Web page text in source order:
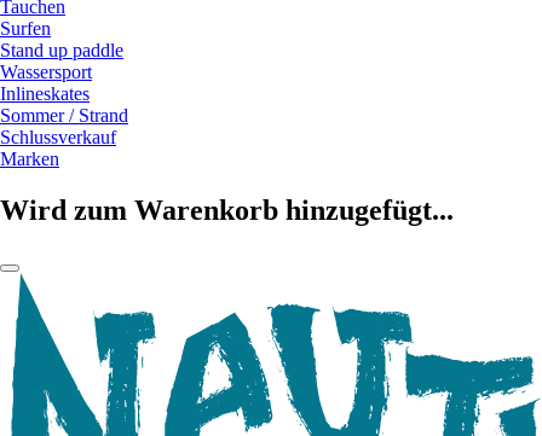
Tauchen
Surfen
Stand up paddle
Wassersport
Inlineskates
Sommer / Strand
Schlussverkauf
Marken
Wird zum Warenkorb hinzugefügt...